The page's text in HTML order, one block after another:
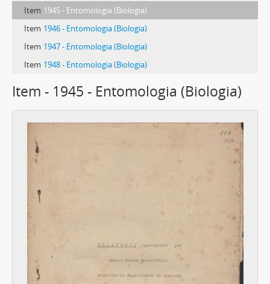
Item 1945 - Entomologia (Biologia)
Item 1946 - Entomologia (Biologia)
Item 1947 - Entomologia (Biologia)
Item 1948 - Entomologia (Biologia)
Item - 1945 - Entomologia (Biologia)